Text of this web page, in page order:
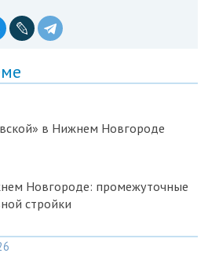
в Нижнем Новгороде
Новгороде: промежуточные
стройки